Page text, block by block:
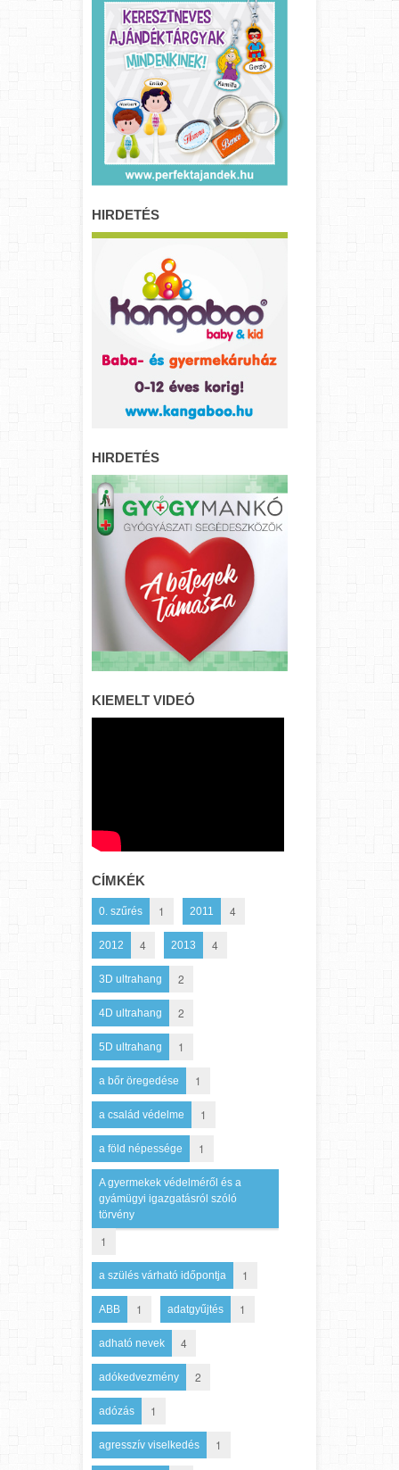
HIRDETÉS
HIRDETÉS
KIEMELT VIDEÓ
CÍMKÉK
0. szűrés 1 2011 4
2012 4 2013 4
3D ultrahang 2
4D ultrahang 2
5D ultrahang 1
a bőr öregedése 1
a család védelme 1
a föld népessége 1
A gyermekek védelméről és a
gyámügyi igazgatásról szóló
törvény
1
a szülés várható időpontja 1
ABB 1 adatgyűjtés 1
adható nevek 4
adókedvezmény 2
adózás 1
agresszív viselkedés 1